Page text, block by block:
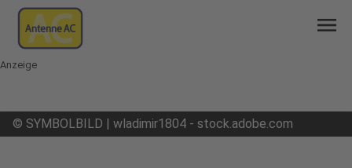
menu
Anzeige
© SYMBOLBILD | wladimir1804 - stock.adobe.com